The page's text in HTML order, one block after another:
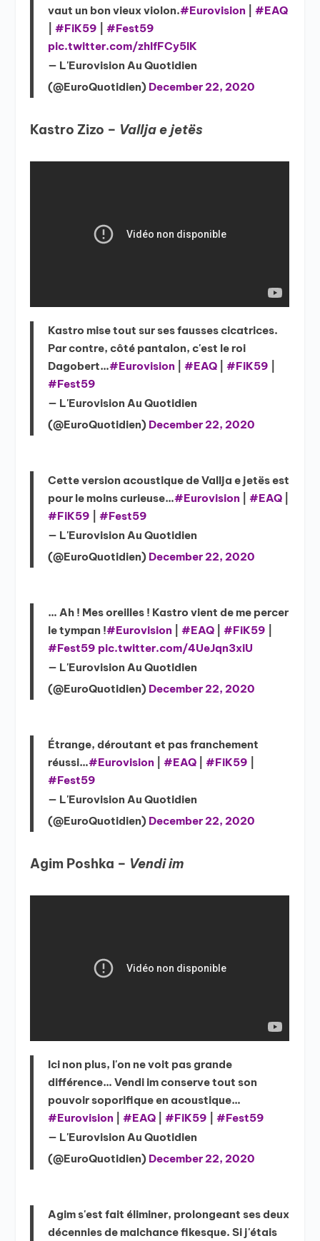
vaut un bon vieux violon.#Eurovision |#EAQ
|#FiK59 |#Fest59
pic.twitter.com/zhIfFCy5IK
— L'Eurovision Au Quotidien
(@EuroQuotidien) December 22, 2020
Kastro Zizo – Vallja e jetës
Kastro mise tout sur ses fausses cicatrices.
Par contre, côté pantalon, c'est le roi
Dagobert…#Eurovision |#EAQ |#FiK59
#Fest59
— L'Eurovision Au Quotidien
(@EuroQuotidien) December 22, 2020
Cette version acoustique de Vallja e jetës est
pour le moins curieuse…#Eurovision |#EAQ
#FiK59 |#Fest59
— L'Eurovision Au Quotidien
(@EuroQuotidien) December 22, 2020
… Ah ! Mes oreilles ! Kastro vient de me percer
le tympan !#Eurovision |#EAQ |#FiK59
#Fest59 pic.twitter.com/4UeJqn3xiU
— L'Eurovision Au Quotidien
(@EuroQuotidien) December 22, 2020
Étrange, déroutant et pas franchement
réussi…#Eurovision |#EAQ |#FiK59
#Fest59
— L'Eurovision Au Quotidien
(@EuroQuotidien) December 22, 2020
Agim Poshka – Vendi im
Ici non plus, l'on ne voit pas grande
différence… Vendi im conserve tout son
pouvoir soporifique en acoustique…
#Eurovision |#EAQ |#FiK59 |#Fest59
— L'Eurovision Au Quotidien
(@EuroQuotidien) December 22, 2020
Agim s'est fait éliminer, prolongeant ses deux
décennies de malchance fikesque. Si j'étais